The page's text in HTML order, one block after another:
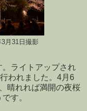
月31日撮影
ライトアップされ
われました。4月6
晴れれば満開の夜桜
す。